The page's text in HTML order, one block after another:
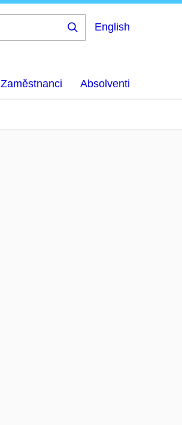
English
Zaměstnanci Absolventi